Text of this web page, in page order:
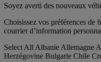
Soyez averti des nouveaux
Choisissez vos préférences de
courrier d’information
Select All Albanie Allemagne
Herzégovine Bulgarie Chile